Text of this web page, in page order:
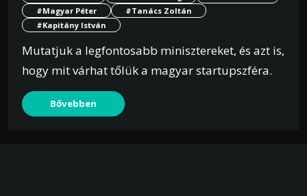
#Magyar Péter
#Tanács Zoltán
#Kapitány István
Mutatjuk a legfontosabb minisztereket, és azt is,
hogy mit várhat tőlük a magyar startupszféra.
Bővebben